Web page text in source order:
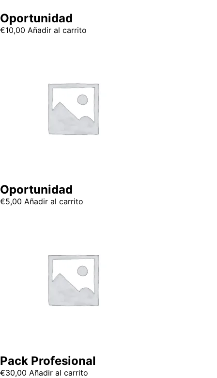
Oportunidad
€10,00 Añadir al carrito
Oportunidad
€5,00 Añadir al carrito
Pack Profesional
€30,00 Añadir al carrito